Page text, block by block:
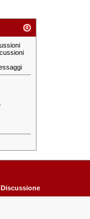
Discussione